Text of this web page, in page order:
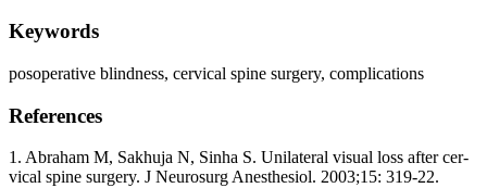
Keywords
posoperative blindness, cervical spine surgery, complications
References
1. Abraham M, Sakhuja N, Sinha S. Unilateral visual loss after cer-
vical spine surgery. J Neurosurg Anesthesiol. 2003;15: 319-22.